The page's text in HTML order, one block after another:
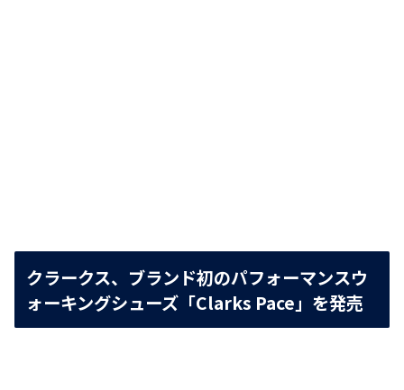
クラークス、ブランド初のパフォーマンスウ
ォーキングシューズ「Clarks Pace」を発売